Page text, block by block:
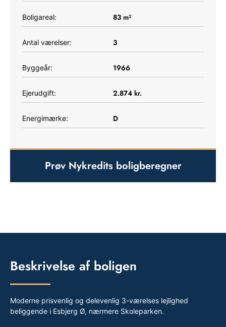
Boligareal: 83 m²
Antal værelser: 3
Byggeår: 1966
Ejerudgift: 2.874 kr.
Energimærke: D
Prøv Nykredits boligberegner
Beskrivelse af boligen
Moderne prisvenlig og delevenlig 3-værelses lejlighed
beliggende i Esbjerg Ø, nærmere Skoleparken.